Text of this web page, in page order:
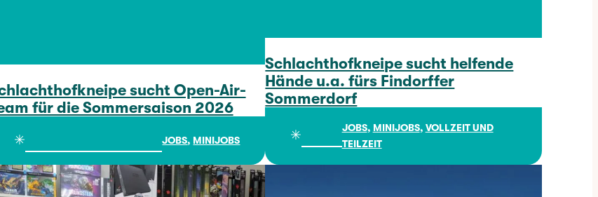
sucht Open-Air-
für die Sommersaison 2026
Schlachthofkneipe sucht Open-Air-Team für die Sommersaison 2026
✳︎
JOBS, MINIJOBS
Schlachthofkneipe sucht helfende
Hände u.a. fürs Findorffer
Sommerdorf
Schlachthofkneipe sucht helfende Hände u.a. fürs Findorffer Sommerdorf
✳︎
JOBS, MINIJOBS, VOLLZEIT UND
TEILZEIT